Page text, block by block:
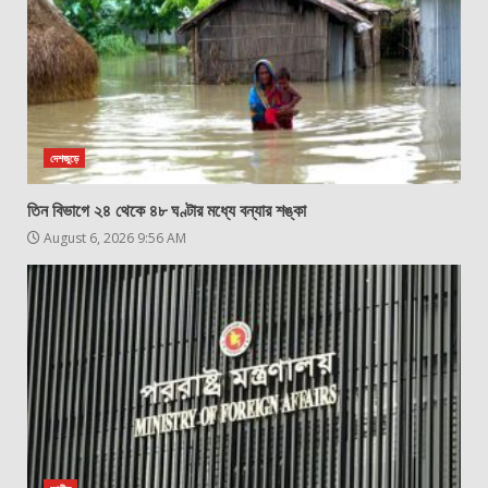
দেশজুড়ে
তিন বিভাগে ২৪ থেকে ৪৮ ঘণ্টার মধ্যে বন্যার শঙ্কা
August 6, 2026 9:56 AM